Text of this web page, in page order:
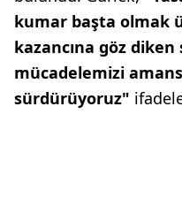
kumar başta olmak
kazancına göz
mücadelemizi
sürdürüyoruz"